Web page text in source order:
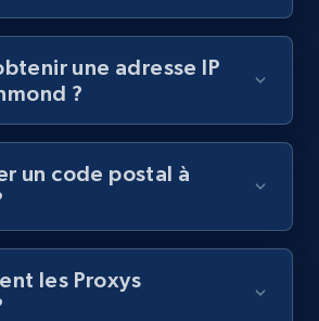
une adresse IP
?
un code postal à
les Proxys